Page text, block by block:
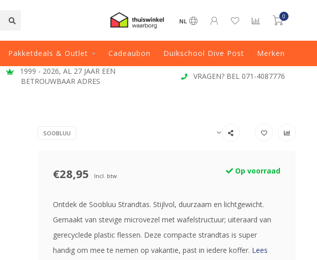
NL
0
Pakketdeals & Outlet Cadeaubon Duikschool Dive Post Merken
VRAGEN? BEL 071-4087776 VOOR 13:00 BESTELD, DIRECT VERZONDEN
SOOBLUU
€28,95 Incl. btw
Op voorraad
Ontdek de Soobluu Strandtas. Stijlvol, duurzaam en lichtgewicht.
Gemaakt van stevige microvezel met wafelstructuur; uiteraard van
gerecyclede plastic flessen. Deze compacte strandtas is super
handig om mee te nemen op vakantie, past in iedere koffer. Lees